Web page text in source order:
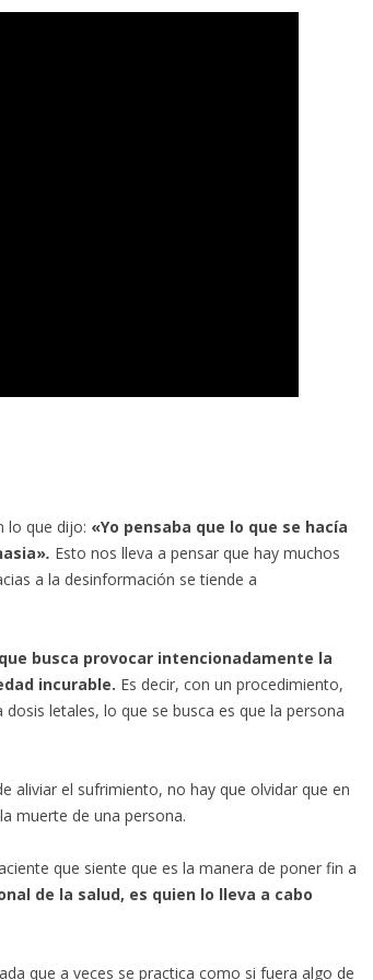
lo que dijo: «Yo pensaba que lo que se hacía
. Esto nos lleva a pensar que hay muchos
a la desinformación se tiende a
busca provocar intencionadamente la
incurable. Es decir, con un procedimiento,
letales, lo que se busca es que la persona
aliviar el sufrimiento, no hay que olvidar que en
muerte de una persona.
que siente que es la manera de poner fin a
de la salud, es quien lo lleva a cabo
que a veces se practica como si fuera algo de